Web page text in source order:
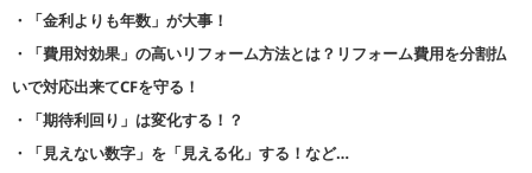
・「金利よりも年数」が大事！
・「費用対効果」の高いリフォーム方法とは？リフォーム費用を分割払
いで対応出来てCFを守る！
・「期待利回り」は変化する！？
・「見えない数字」を「見える化」する！など…